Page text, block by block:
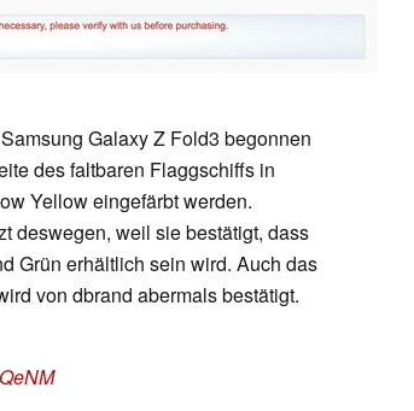
Galaxy Z Fold3 begonnen
des faltbaren Flaggschiffs in
Yellow eingefärbt werden.
deswegen, weil sie bestätigt, dass
Grün erhältlich sein wird. Auch das
von dbrand abermals bestätigt.